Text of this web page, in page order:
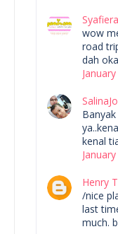
wow
road
dah
kenal
Henry
/nice
last
much.